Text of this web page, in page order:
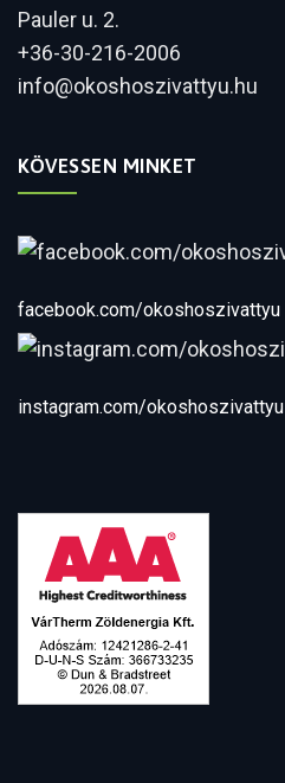
Pauler u. 2.
+36-30-216-2006
info@okoshoszivattyu.hu
KÖVESSEN MINKET
facebook.com/okoshoszivattyu
instagram.com/okoshoszivattyu